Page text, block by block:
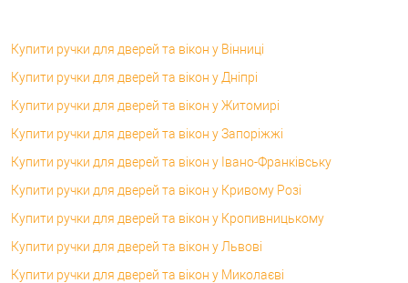
Купити ручки для дверей та вікон у Вінниці
Купити ручки для дверей та вікон у Дніпрі
Купити ручки для дверей та вікон у Житомирі
Купити ручки для дверей та вікон у Запоріжжі
Купити ручки для дверей та вікон у Івано-Франківську
Купити ручки для дверей та вікон у Кривому Розі
Купити ручки для дверей та вікон у Кропивницькому
Купити ручки для дверей та вікон у Львові
Купити ручки для дверей та вікон у Миколаєві